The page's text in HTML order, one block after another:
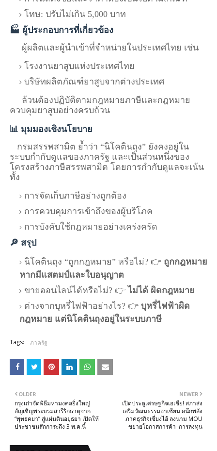
โทษ: ปรับไม่เกิน 5,000 บาท
🏭 ผู้ประกอบการที่เกี่ยวข้อง
ผู้ผลิตและผู้นำเข้าที่จำหน่ายในประเทศไทย เช่น
โรงงานยาสูบแห่งประเทศไทย
บริษัทผลิตภัณฑ์ยาสูบจากต่างประเทศ
ล้วนต้องปฏิบัติตามกฎหมายภาษีและกฎหมาย
ควบคุมยาสูบอย่างครบถ้วน
📊 มุมมองเชิงนโยบาย
กรมสรรพสามิต ย้ำว่า “นิโคตินถุง” ยังคงอยู่ใน
ระบบกำกับดูแลของภาครัฐ และเป็นส่วนหนึ่งของ
โครงสร้างภาษีสรรพสามิต โดยการกำกับดูแลจะเน้น
ทั้ง
การจัดเก็บภาษีอย่างถูกต้อง
การควบคุมการเข้าถึงของผู้บริโภค
การบังคับใช้กฎหมายอย่างเคร่งครัด
🔎 สรุป
นิโคตินถุง “ถูกกฎหมาย” หรือไม่? 👉 ถูกกฎหมาย
หากมีแสตมป์และใบอนุญาต
ขายออนไลน์ได้หรือไม่? 👉 ไม่ได้ ผิดกฎหมาย
ต่างจากบุหรี่ไฟฟ้าอย่างไร? 👉 บุหรี่ไฟฟ้าผิด
กฎหมาย แต่นิโคตินถุงอยู่ในระบบภาษี
Tags: ภาครัฐ
NEWER
เปิดประตูเศรษฐกิจเอเชีย! สภาส่ง
เสริมวัฒนธรรมอาเซียน ผนึกพลัง
ภาคธุรกิจเซี่ยงไฮ้ ลงนาม MOU
ขยายโอกาสการค้า–การลงทุน
OLDER
กรุงเก่าจัดพิธีมหามงคลยิ่งใหญ่
อัญเชิญพระบรมสารีริกธาตุจาก
“พุทธคยา” สู่แผ่นดินอยุธยา เปิดให้
ประชาชนสักการะถึง 3 พ.ค.นี้